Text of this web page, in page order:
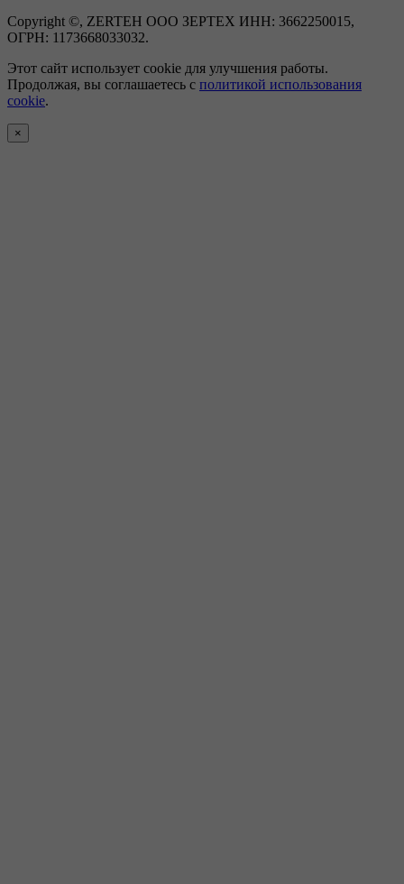
Copyright ©, ZERTEH ООО ЗЕРТЕХ ИНН: 3662250015,
ОГРН: 1173668033032.
Этот сайт использует cookie для улучшения работы.
Продолжая, вы соглашаетесь с политикой использования
cookie.
×